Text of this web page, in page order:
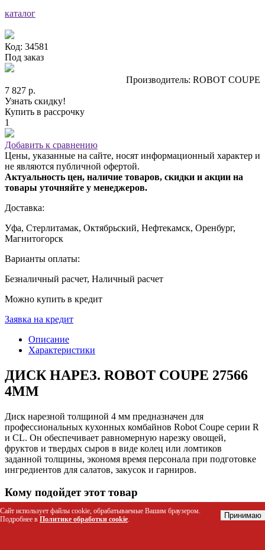
каталог
Код: 34581
Под заказ
Производитель: ROBOT COUPE
7 827 р.
Узнать скидку!
Купить в рассрочку
1
Добавить к сравнению
Цены, указанные на сайте, носят информационный характер и
не являются публичной офертой.
Актуальность цен, наличие товаров, скидки и акции на
товары уточняйте у менеджеров.
Доставка:
Уфа, Стерлитамак, Октябрьский, Нефтекамск, Оренбург,
Магнитогорск
Варианты оплаты:
Безналичный расчет, Наличный расчет
Можно купить в кредит
Заявка на кредит
Описание
Характеристики
ДИСК НАРЕЗ. ROBOT COUPE 27566
4ММ
Диск нарезной толщиной 4 мм предназначен для
профессиональных кухонных комбайнов Robot Coupe серии R
и CL. Он обеспечивает равномерную нарезку овощей,
фруктов и твердых сыров в виде колец или ломтиков
заданной толщины, экономя время персонала при подготовке
ингредиентов для салатов, закусок и гарниров.
Кому подойдет этот товар
Шеф-повара и линейные повара ресторанов и кафе
Персонал столовых, банкетов и кейтеринговых служб
Сайт использует файлы cookie, обрабатываемые Вашим браузером.
Подробнее в Политике обработки cookie. Принимаю